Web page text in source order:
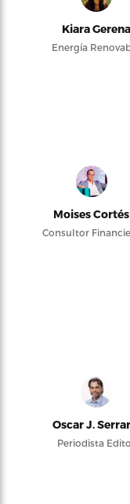
Kiara Gerena
Energía
Moises Cortés
Consultor
Oscar J.
Periodista